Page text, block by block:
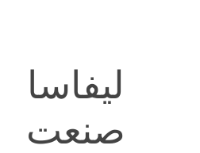
لیفاسا
صنعت